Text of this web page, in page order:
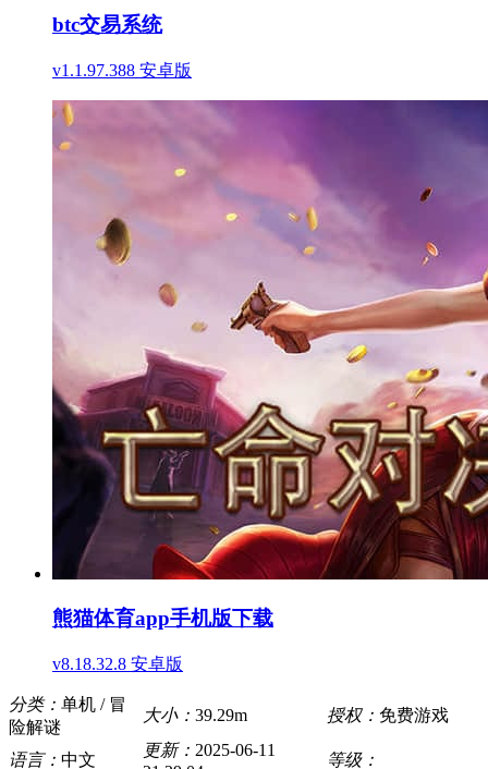
btc交易系统
v1.1.97.388 安卓版
熊猫体育app手机版下载
v8.18.32.8 安卓版
分类： 单机 / 冒
险解谜
大小： 39.29m 授权： 免费游戏
语言： 中文
更新： 2025-06-11
等级：